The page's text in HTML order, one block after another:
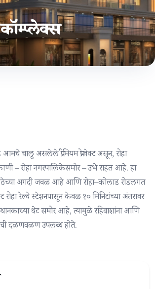
चालू असलेले प्रीमियम प्रोजेक्ट असून, रोहा
– रोहा नगरपालिकेसमोर – उभे राहत आहे. हा
अगदी जवळ आहे आणि रोहा–कोलाड रोडलगत
रोहा रेल्वे स्टेशनपासून केवळ १० मिनिटांच्या अंतरावर
थेट समोर आहे, त्यामुळे रहिवाशांना आणि
दळणवळण उपलब्ध होते.